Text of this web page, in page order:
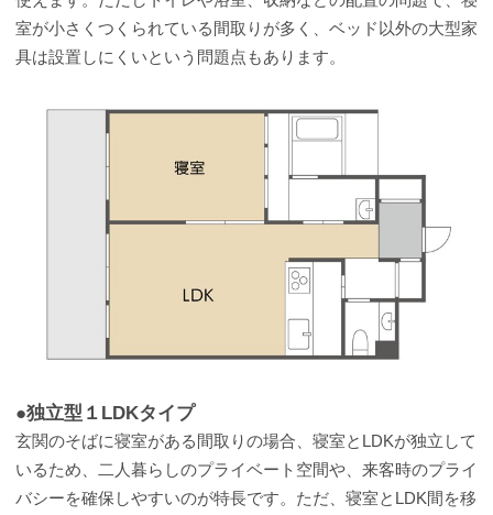
室が小さくつくられている間取りが多く、ベッド以外の大型家
具は設置しにくいという問題点もあります。
●独立型１LDKタイプ
玄関のそばに寝室がある間取りの場合、寝室とLDKが独立して
いるため、二人暮らしのプライベート空間や、来客時のプライ
バシーを確保しやすいのが特長です。ただ、寝室とLDK間を移